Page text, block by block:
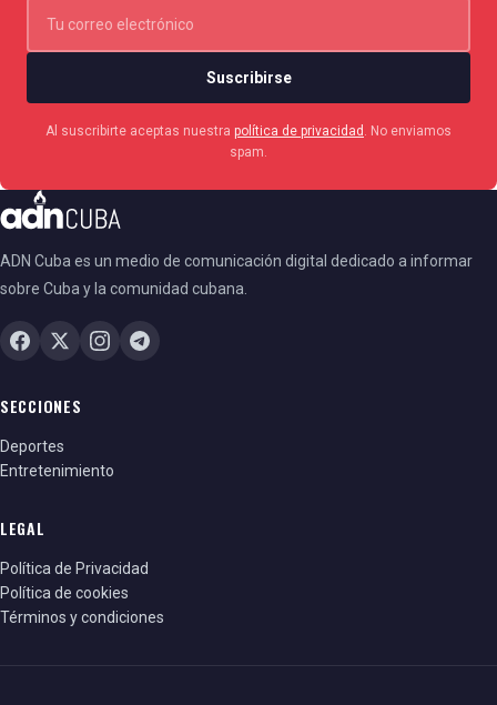
Suscribirse
Al suscribirte aceptas nuestra política de privacidad
. No enviamos
spam.
ADN Cuba es un medio de comunicación digital dedicado a informar
sobre Cuba y la comunidad cubana.
SECCIONES
Deportes
Entretenimiento
LEGAL
Política de Privacidad
Política de cookies
Términos y condiciones